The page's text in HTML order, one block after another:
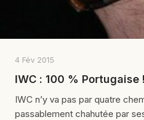
4 Fév 2015
IWC : 100 % Portugaise !
IWC n’y va pas par quatre
passablement chahutée par